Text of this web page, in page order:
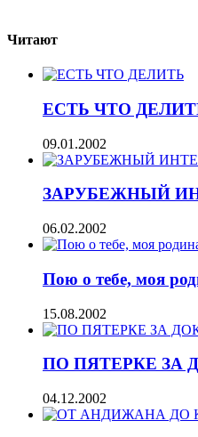
Читают
ЕСТЬ ЧТО
09.01.2002
ЗАРУБЕЖНЫЙ
06.02.2002
Пою о тебе, моя
15.08.2002
ПО ПЯТЕРКЕ ЗА
04.12.2002